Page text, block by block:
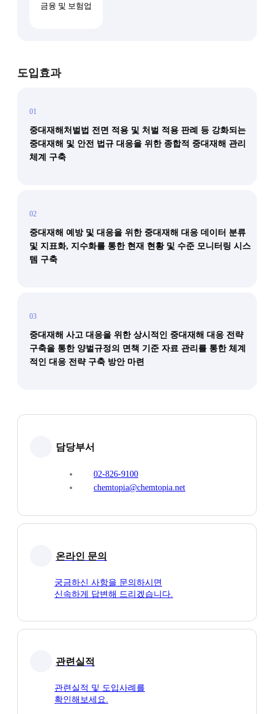
금융 및 보험업
도입효과
01
중대재해처벌법 전면 적용 및 처벌 적용 판례 등 강화되는
중대재해 및 안전 법규 대응을 위한 종합적 중대재해 관리
체계 구축
02
중대재해 예방 및 대응을 위한 중대재해 대응 데이터 분류
및 지표화, 지수화를 통한 현재 현황 및 수준 모니터링 시스
템 구축
03
중대재해 사고 대응을 위한 상시적인 중대재해 대응 전략
구축을 통한 양벌규정의 면책 기준 자료 관리를 통한 체계
적인 대응 전략 구축 방안 마련
담당부서
02-826-9100
chemtopia@chemtopia.net
온라인 문의
궁금하신 사항을 문의하시면
신속하게 답변해 드리겠습니다.
관련실적
관련실적 및 도입사례를
확인해보세요.